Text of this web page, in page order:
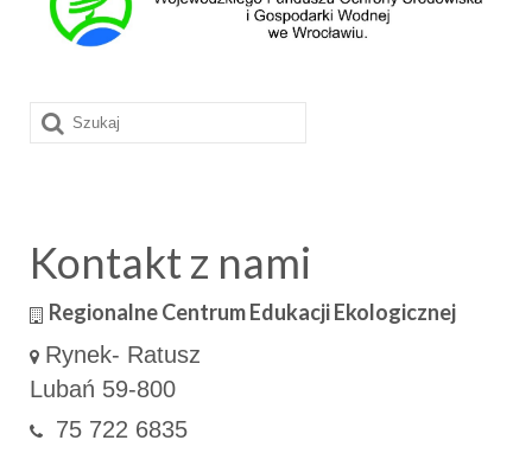
Szuklaj
w:
Kontakt z nami
Regionalne Centrum Edukacji Ekologicznej
Rynek- Ratusz
Lubań 59-800
75 722 6835